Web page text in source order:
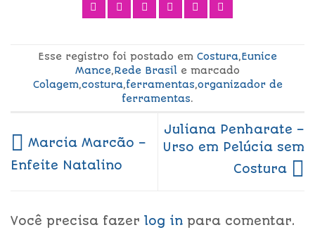
Esse registro foi postado em Costura,Eunice
Mance,Rede Brasil e marcado
Colagem,costura,ferramentas,organizador de
ferramentas.
Marcia Marcão –
Enfeite Natalino
Juliana Penharate –
Urso em Pelúcia sem
Costura
Você precisa fazer log in para comentar.